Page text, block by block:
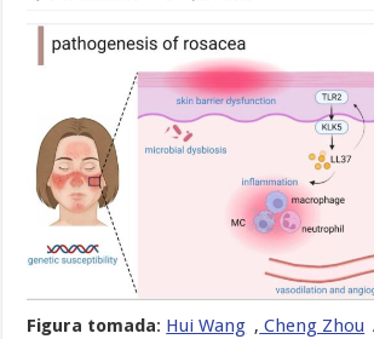
Figura tomada: Hui Wang , Cheng Zhou